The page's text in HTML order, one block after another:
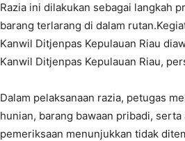
Razia ini dilakukan sebagai langkah
barang terlarang di dalam
Kanwil Ditjenpas Kepulauan Riau
Kanwil Ditjenpas Kepulauan Riau,
Dalam pelaksanaan razia, petugas
hunian, barang bawaan pribadi,
pemeriksaan menunjukkan tidak